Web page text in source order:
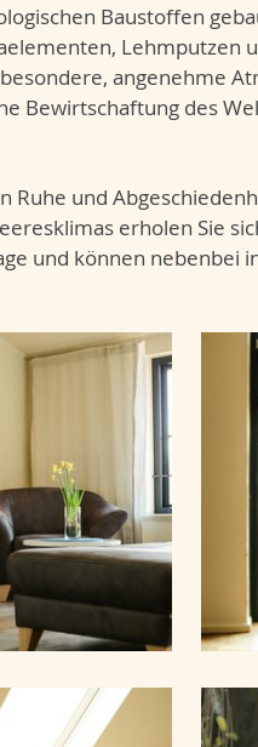
Baustoffen
Lehmputzen
angenehme
Bewirtschaftung des
Ruhe und
erholen Sie
und können nebenbei